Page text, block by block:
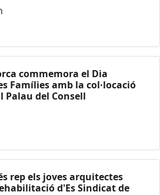
commemora el Dia
Famílies amb la col·locació
del Consell
rep els joves arquitectes
d'Es Sindicat de